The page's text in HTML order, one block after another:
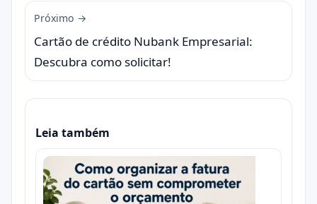
Próximo →
Cartão de crédito Nubank Empresarial:
Descubra como solicitar!
Leia também